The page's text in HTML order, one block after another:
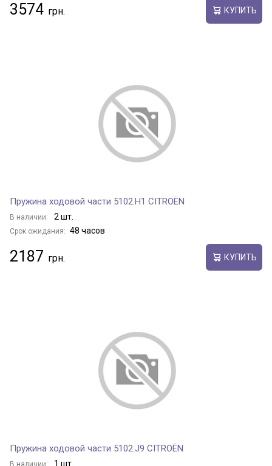
3574 КУПИТЬ
Пружина ходовой части 5102.H1 CITROËN
В наличии: 2 шт.
Срок ожидания: 48 часов
2187 КУПИТЬ
Пружина ходовой части 5102.J9 CITROËN
В наличии: 1 шт.